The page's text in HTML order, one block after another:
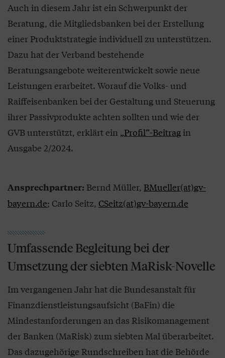
Auch in diesem Jahr ist ein Schwerpunkt der
Beratung, die Mitgliedsbanken bei der Erstellung
einer Produktstrategie individuell zu unterstützen.
Dazu hat der Verband bestehende
Beratungsangebote weiterentwickelt sowie neue
Leistungen erarbeitet. Worauf die Volks- und
Raiffeisenbanken bei der Gestaltung und Steuerung
ihrer Passivprodukte achten sollten und wie der
GVB unterstützt, erklärt ein „Profil“-Beitrag in
Ausgabe 2/2024.
Ansprechpartner: Bernd Müller, BMueller(at)gv-
bayern.de; Carlo Seitz, CSeitz(at)gv-bayern.de
Umfassende Begleitung bei der
Umsetzung der siebten MaRisk-Novelle
Im vergangenen Jahr hat die Bundesanstalt für
Finanzdienstleistungsaufsicht (BaFin) die
Mindestanforderungen an das Risikomanagement
der Banken (MaRisk) zum siebten Mal überarbeitet.
Das dazugehörige Rundschreiben hat die Behörde